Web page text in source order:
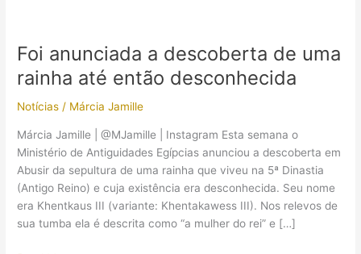
Foi anunciada a descoberta de uma
rainha até então desconhecida
Notícias / Márcia Jamille
Márcia Jamille | @MJamille | Instagram Esta semana o
Ministério de Antiguidades Egípcias anunciou a descoberta em
Abusir da sepultura de uma rainha que viveu na 5ª Dinastia
(Antigo Reino) e cuja existência era desconhecida. Seu nome
era Khentkaus III (variante: Khentakawess III). Nos relevos de
sua tumba ela é descrita como “a mulher do rei” e […]